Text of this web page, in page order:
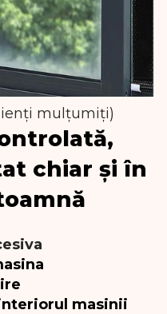
mulțumiți)
chiar și în
masinii